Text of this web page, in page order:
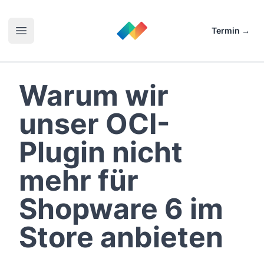
Hauptmenü öffnen
netzdirektion
Termin →
Warum wir
unser OCI-
Plugin nicht
mehr für
Shopware 6 im
Store anbieten